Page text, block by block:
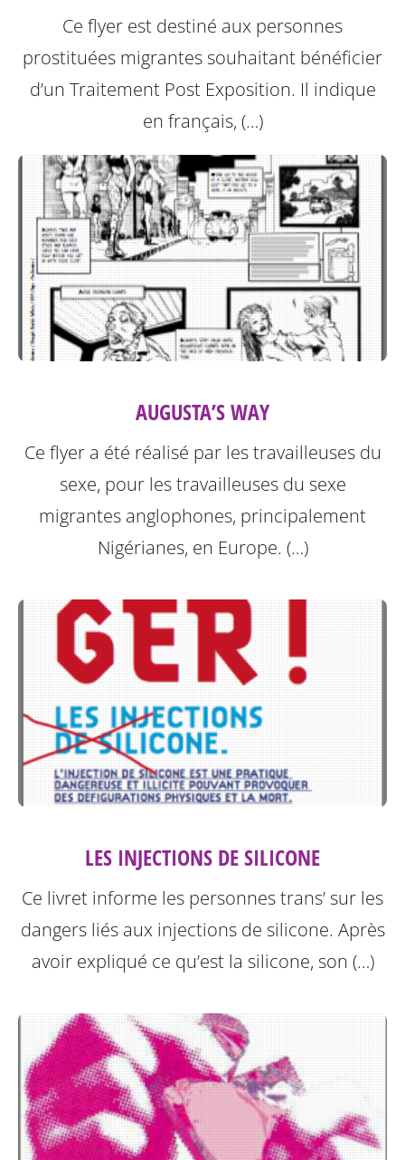
Ce flyer est destiné aux personnes
prostituées migrantes souhaitant bénéficier
d’un Traitement Post Exposition. Il indique
en français, (…)
AUGUSTA’S WAY
Ce flyer a été réalisé par les travailleuses du
sexe, pour les travailleuses du sexe
migrantes anglophones, principalement
Nigérianes, en Europe. (…)
LES INJECTIONS DE SILICONE
Ce livret informe les personnes trans’ sur les
dangers liés aux injections de silicone. Après
avoir expliqué ce qu’est la silicone, son (…)